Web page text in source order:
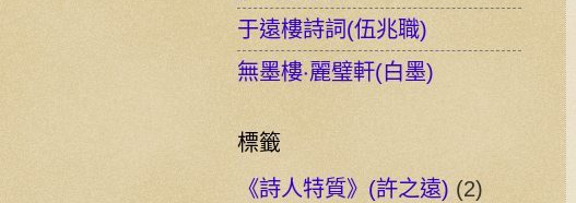
于遠樓詩詞(伍兆職)
無墨樓‧麗璧軒(白墨)
標籤
《詩人特質》(許之遠) (2)